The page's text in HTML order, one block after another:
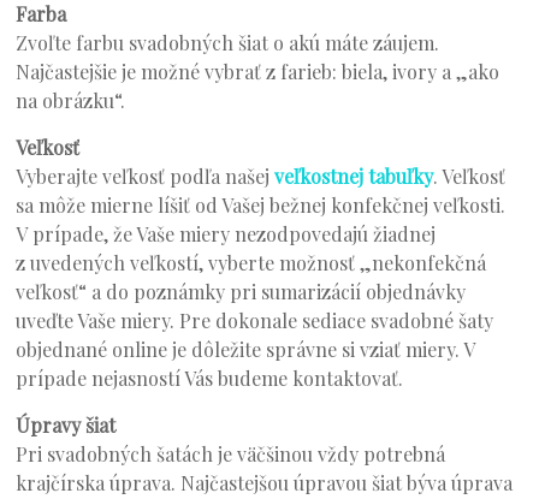
Farba
Zvoľte farbu svadobných šiat o akú máte záujem.
Najčastejšie je možné vybrať z farieb: biela, ivory a „ako
na obrázku“.
Veľkosť
Vyberajte veľkosť podľa našejveľkostnej tabuľky. Veľkosť
sa môže mierne líšiť od Vašej bežnej konfekčnej veľkosti.
V prípade, že Vaše miery nezodpovedajú žiadnej
z uvedených veľkostí, vyberte možnosť „nekonfekčná
veľkosť“ a do poznámky pri sumarizácií objednávky
uveďte Vaše miery. Pre dokonale sediace svadobné šaty
objednané online je dôležite správne si vziať miery. V
prípade nejasností Vás budeme kontaktovať.
Úpravy šiat
Pri svadobných šatách je väčšinou vždy potrebná
krajčírska úprava. Najčastejšou úpravou šiat býva úprava